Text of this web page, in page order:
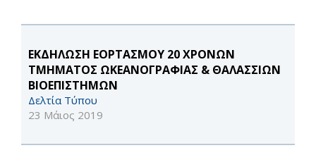
ΕΚΔΗΛΩΣΗ ΕΟΡΤΑΣΜΟΥ 20 ΧΡΟΝΩΝ
ΤΜΗΜΑΤΟΣ ΩΚΕΑΝΟΓΡΑΦΙΑΣ & ΘΑΛΑΣΣΙΩΝ
ΒΙΟΕΠΙΣΤΗΜΩΝ
Δελτία Τύπου
23 Μάιος 2019